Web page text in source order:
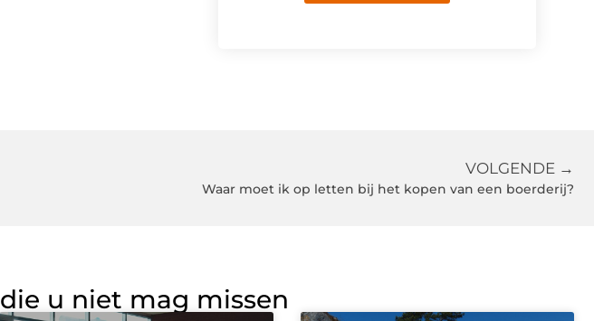
VOLGENDE →
Waar moet ik op letten bij het kopen van een boerderij?
die u niet mag missen